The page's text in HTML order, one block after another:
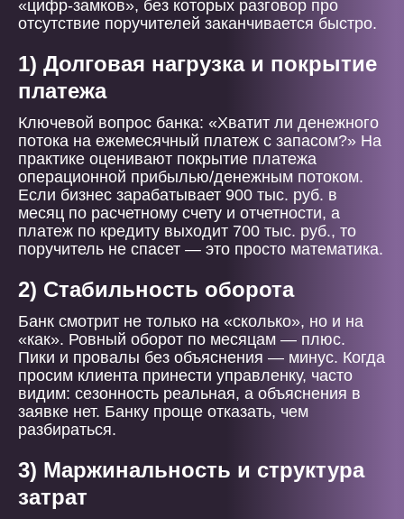
«цифр-замков», без которых разговор про
отсутствие поручителей заканчивается быстро.
1) Долговая нагрузка и покрытие
платежа
Ключевой вопрос банка: «Хватит ли денежного
потока на ежемесячный платеж с запасом?» На
практике оценивают покрытие платежа
операционной прибылью/денежным потоком.
Если бизнес зарабатывает 900 тыс. руб. в
месяц по расчетному счету и отчетности, а
платеж по кредиту выходит 700 тыс. руб., то
поручитель не спасет — это просто математика.
2) Стабильность оборота
Банк смотрит не только на «сколько», но и на
«как». Ровный оборот по месяцам — плюс.
Пики и провалы без объяснения — минус. Когда
просим клиента принести управленку, часто
видим: сезонность реальная, а объяснения в
заявке нет. Банку проще отказать, чем
разбираться.
3) Маржинальность и структура
затрат